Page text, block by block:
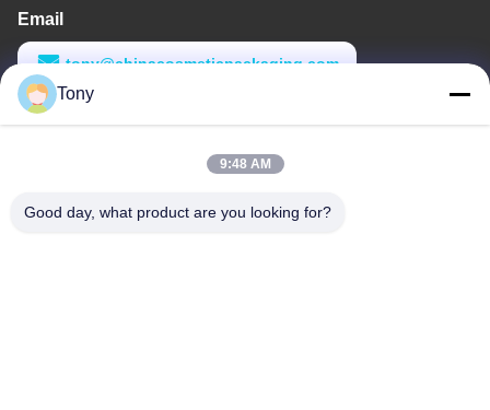
Email
tony@chinacosmeticpackaging.com
Thời gian làm việc
Tony
9:48 AM
Good day, what product are you looking for?